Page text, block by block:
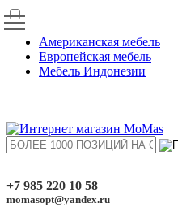
Американская мебель
Европейская мебель
Мебель Индонезии
+7 985 220 10 58
momasopt@yandex.ru